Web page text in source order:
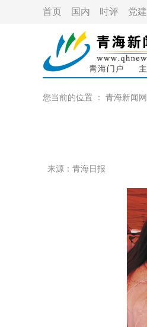
首页 国内 时评 党建
您当前的位置 ： 青海新闻网
来源：青海日报